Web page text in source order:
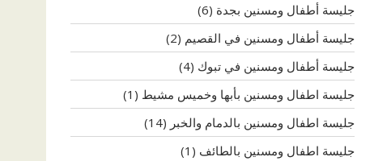
جليسة أطفال ومسنين بجدة (6)
جليسة أطفال ومسنين في القصيم (2)
جليسة أطفال ومسنين في تبوك (4)
جليسة اطفال ومسنين بأبها وخميس مشيط (1)
جليسة اطفال ومسنين بالدمام والخبر (14)
جليسة اطفال ومسنين بالطائف (1)